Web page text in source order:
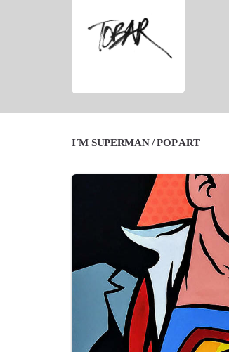
I´M SUPERMAN / POP ART